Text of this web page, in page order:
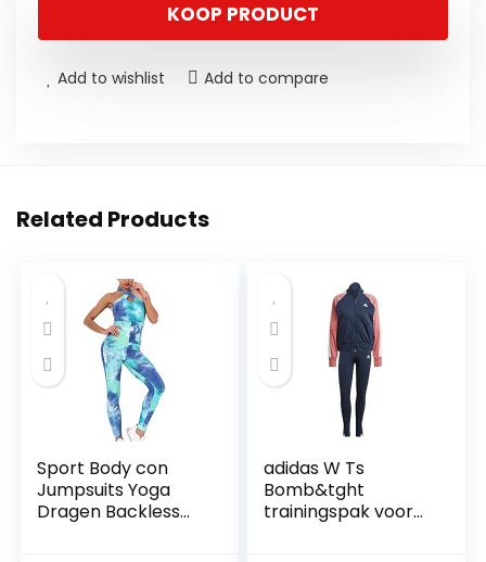
KOOP PRODUCT
Add to wishlist Add to compare
Related Products
Sport Body con
Jumpsuits Yoga
Dragen Backless
adidas W Ts
Bomb&tght
trainingspak voor